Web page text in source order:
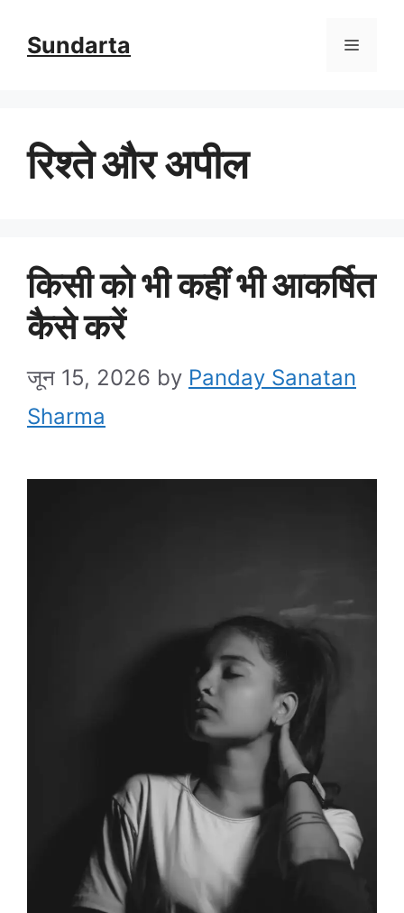
Sundarta Menu
रिश्ते और अपील
किसी को भी कहीं भी आकर्षित
कैसे करें
जून 15, 2026 by Panday Sanatan
Sharma